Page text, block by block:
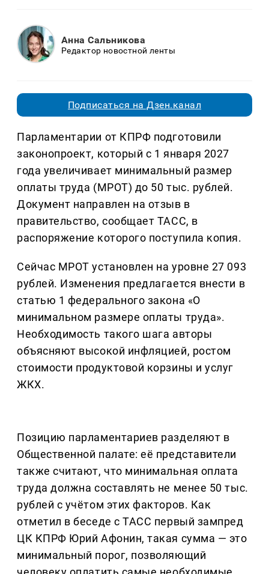
Анна Сальникова
Редактор новостной ленты
Подписаться на Дзен.канал
Парламентарии от КПРФ подготовили
законопроект, который с 1 января 2027
года увеличивает минимальный размер
оплаты труда (МРОТ) до 50 тыс. рублей.
Документ направлен на отзыв в
правительство, сообщает ТАСС, в
распоряжение которого поступила копия.
Сейчас МРОТ установлен на уровне 27 093
рублей. Изменения предлагается внести в
статью 1 федерального закона «О
минимальном размере оплаты труда».
Необходимость такого шага авторы
объясняют высокой инфляцией, ростом
стоимости продуктовой корзины и услуг
ЖКХ.
Позицию парламентариев разделяют в
Общественной палате: её представители
также считают, что минимальная оплата
труда должна составлять не менее 50 тыс.
рублей с учётом этих факторов. Как
отметил в беседе с ТАСС первый зампред
ЦК КПРФ Юрий Афонин, такая сумма — это
минимальный порог, позволяющий